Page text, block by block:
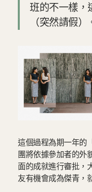
班的不一樣，
（突然請假）
這個過程為期一年的
團將依據參加者的外
面的成就進行審批，
友有機會成為傑青，